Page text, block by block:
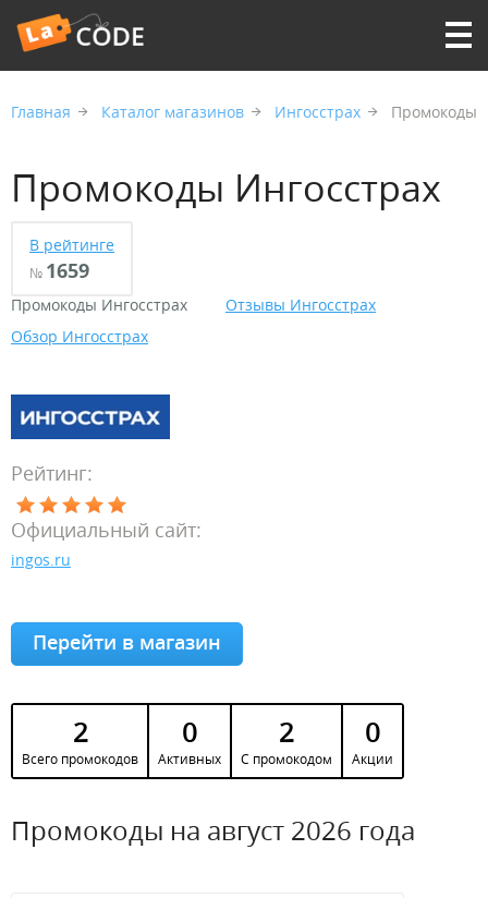
Главная Каталог магазинов Ингосстрах Промокоды
Промокоды Ингосстрах
В рейтинге
№ 1659
Промокоды Ингосстрах
Отзывы Ингосстрах
Обзор Ингосстрах
Рейтинг:
Официальный сайт:
ingos.ru
Перейти в магазин
2
Всего промокодов
0
Активных
2
С промокодом
0
Акции
Промокоды на август 2026 года